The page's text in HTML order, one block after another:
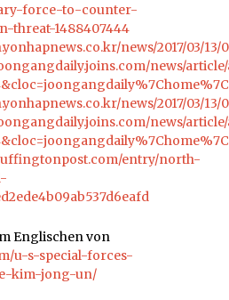
force-to-counter-
threat-1488407444
news/2017/03/13/
news/article/
news/2017/03/13/
news/article/
entry/north-
Englischen von
u-s-special-forces-
kim-jong-un/